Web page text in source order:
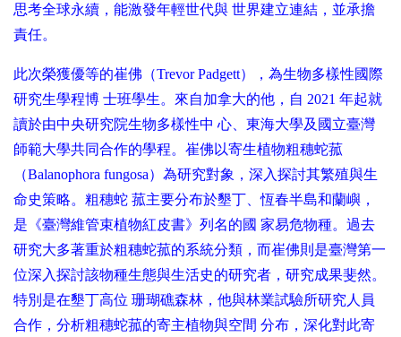
思考全球永續，能激發年輕世代與 世界建立連結，並承擔
責任。
此次榮獲優等的崔佛（Trevor Padgett），為生物多樣性國際
研究生學程博 士班學生。來自加拿大的他，自 2021 年起就
讀於由中央研究院生物多樣性中 心、東海大學及國立臺灣
師範大學共同合作的學程。崔佛以寄生植物粗穗蛇菰
（Balanophora fungosa）為研究對象，深入探討其繁殖與生
命史策略。粗穗蛇 菰主要分布於墾丁、恆春半島和蘭嶼，
是《臺灣維管束植物紅皮書》列名的國 家易危物種。過去
研究大多著重於粗穗蛇菰的系統分類，而崔佛則是臺灣第一
位深入探討該物種生態與生活史的研究者，研究成果斐然。
特別是在墾丁高位 珊瑚礁森林，他與林業試驗所研究人員
合作，分析粗穗蛇菰的寄主植物與空間 分布，深化對此寄